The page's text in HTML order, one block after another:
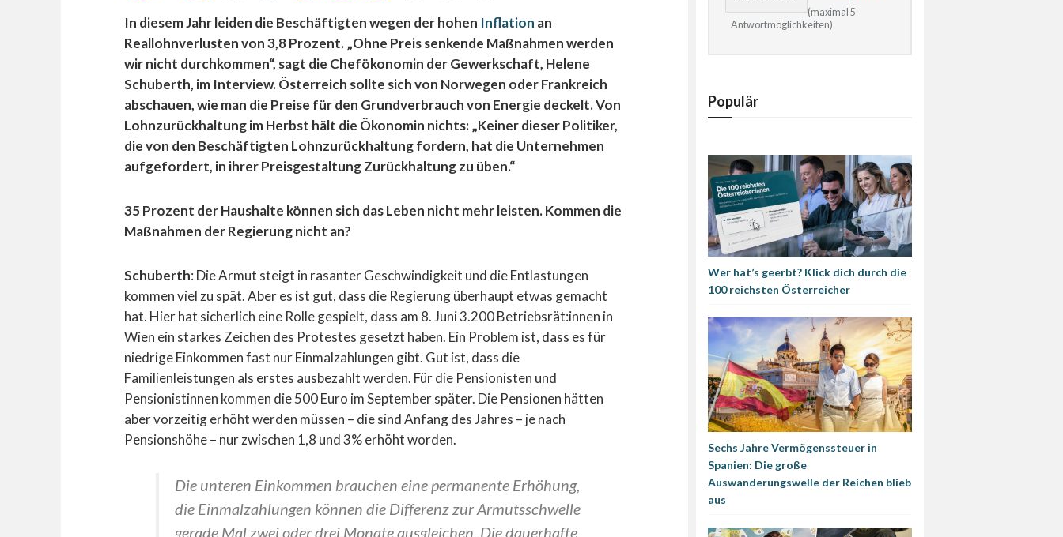
In diesem Jahr leiden die Beschäftigten wegen der hohen Inflation an
Reallohnverlusten von 3,8 Prozent. „Ohne Preis senkende Maßnahmen werden
wir nicht durchkommen“, sagt die Chefökonomin der Gewerkschaft, Helene
Schuberth, im Interview. Österreich sollte sich von Norwegen oder Frankreich
abschauen, wie man die Preise für den Grundverbrauch von Energie deckelt. Von
Lohnzurückhaltung im Herbst hält die Ökonomin nichts: „Keiner dieser Politiker,
die von den Beschäftigten Lohnzurückhaltung fordern, hat die Unternehmen
aufgefordert, in ihrer Preisgestaltung Zurückhaltung zu üben.“
35 Prozent der Haushalte können sich das Leben nicht mehr leisten. Kommen die
Maßnahmen der Regierung nicht an?
Schuberth: Die Armut steigt in rasanter Geschwindigkeit und die Entlastungen
kommen viel zu spät. Aber es ist gut, dass die Regierung überhaupt etwas gemacht
hat. Hier hat sicherlich eine Rolle gespielt, dass am 8. Juni 3.200 Betriebsrät:innen in
Wien ein starkes Zeichen des Protestes gesetzt haben. Ein Problem ist, dass es für
niedrige Einkommen fast nur Einmalzahlungen gibt. Gut ist, dass die
Familienleistungen als erstes ausbezahlt werden. Für die Pensionisten und
Pensionistinnen kommen die 500 Euro im September später. Die Pensionen hätten
aber vorzeitig erhöht werden müssen – die sind Anfang des Jahres – je nach
Pensionshöhe – nur zwischen 1,8 und 3% erhöht worden.
Die unteren Einkommen brauchen eine permanente Erhöhung,
die Einmalzahlungen können die Differenz zur Armutsschwelle
gerade Mal zwei oder drei Monate ausgleichen. Die dauerhafte
(maximal 5
Antwortmöglichkeiten)
Populär
Wer hat’s geerbt? Klick dich durch die
100 reichsten Österreicher
Sechs Jahre Vermögenssteuer in
Spanien: Die große
Auswanderungswelle der Reichen blieb
aus